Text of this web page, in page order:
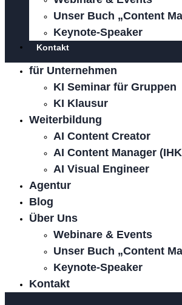
Unser Buch „Content
Keynote-Speaker
Kontakt
für Unternehmen
KI Seminar für Gruppen
KI Klausur
Weiterbildung
AI Content Creator
AI Content Manager
AI Visual Engineer
Agentur
Blog
Über Uns
Webinare & Events
Unser Buch „Content
Keynote-Speaker
Kontakt